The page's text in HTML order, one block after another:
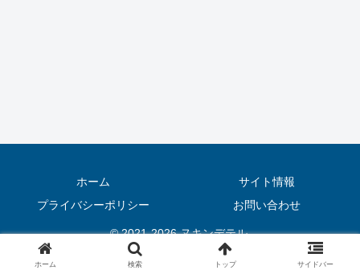
ホーム
サイト情報
プライバシーポリシー
お問い合わせ
© 2021-2026 ヌキンデテル.
ホーム 検索 トップ サイドバー